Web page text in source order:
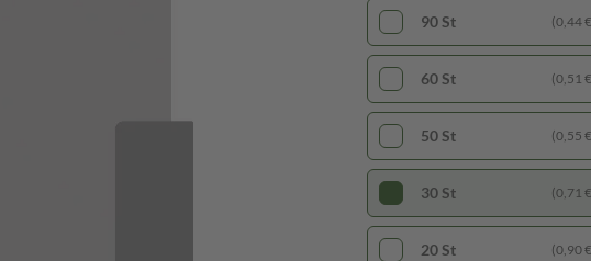
90 St (0,44
60 St (0,51
50 St (0,55
30 St (0,71
20 St (0,90